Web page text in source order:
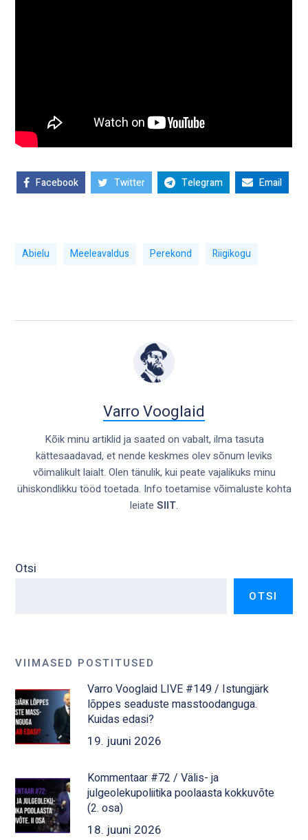
Facebook Twitter Telegram Email
Abielu Meeleavaldus Perekond Riigikogu
Varro Vooglaid
Kõik minu artiklid ja saated on vabalt, ilma tasuta
kättesaadavad, et nende keskmes olev sõnum leviks
võimalikult laialt. Olen tänulik, kui peate vajalikuks minu
ühiskondlikku tööd toetada. Info toetamise võimaluste kohta
leiate SIIT.
Otsi
OTSI
VIIMASED POSTITUSED
Varro Vooglaid LIVE #149 / Istungjärk
lõppes seaduste masstoodanguga.
Kuidas edasi?
19. juuni 2026
Kommentaar #72 / Välis- ja
julgeolekupoliitika poolaasta kokkuvõte
(2. osa)
18. juuni 2026